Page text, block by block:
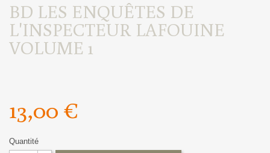
BD LES ENQUÊTES DE
L'INSPECTEUR LAFOUINE
VOLUME 1
13,00 €
Quantité